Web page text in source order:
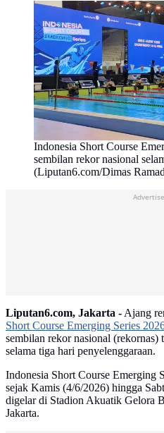
‎Indonesia Short Course
sembilan rekor nasional
(Liputan6.com/Dimas
Liputan6.com, Jakarta -Ajang
Short Course Emerging Series
sembilan rekor nasional (rekornas)
selama tiga hari penyelenggaraan.‎
Indonesia Short Course Emerging
sejak Kamis (4/6/2026) hingga
digelar di Stadion Akuatik Gelora
Jakarta.